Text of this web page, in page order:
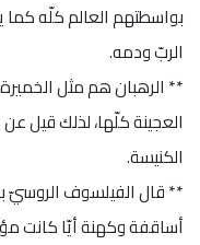
بواسطتهم العالم كلّه كما
الربّ ودمه.
** الرهبان هم مثل الخميرة
العجينة كلّها، لذلك قيل عن
الكنيسة.
** قال الفيلسوف الروسيّ
أساقفة وكهنة أيّا كانت